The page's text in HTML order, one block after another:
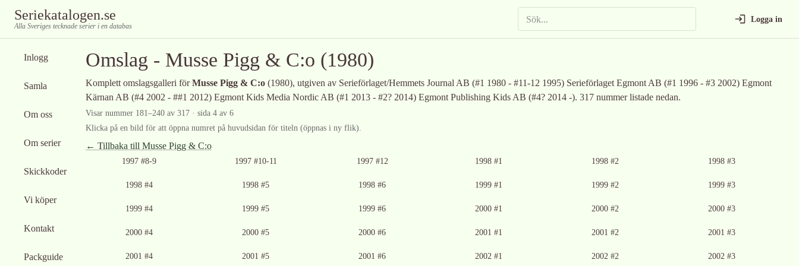
Seriekatalogen.se
Alla Sveriges tecknade serier i en databas
Logga in
Inlogg
Samla
Om oss
Om serier
Skickkoder
Vi köper
Kontakt
Packguide
Omslag - Musse Pigg & C:o (1980)
Komplett omslagsgalleri förMusse Pigg & C:o (1980), utgiven av Serieförlaget/Hemmets Journal AB (#1 1980 - #11-12 1995) Serieförlaget Egmont AB (#1 1996 - #3 2002) Egmont
Kärnan AB (#4 2002 - ##1 2012) Egmont Kids Media Nordic AB (#1 2013 - #2? 2014) Egmont Publishing Kids AB (#4? 2014 -). 317 nummer listade nedan.
Visar nummer 181–240 av 317 · sida 4 av 6
Klicka på en bild för att öppna numret på huvudsidan för titeln (öppnas i ny flik).
← Tillbaka till Musse Pigg & C:o
Ingen bild tillgänglig
1997 #8-9 Ingen bild tillgänglig
1997 #10-11 Ingen bild tillgänglig
1997 #12 Ingen bild tillgänglig
1998 #1 Ingen bild tillgänglig
1998 #2 Ingen bild tillgänglig
1998 #3
Ingen bild tillgänglig
1998 #4 Ingen bild tillgänglig
1998 #5 1998 #6 Ingen bild tillgänglig
1999 #1 Ingen bild tillgänglig
1999 #2 Ingen bild tillgänglig
1999 #3
Ingen bild tillgänglig
1999 #4 Ingen bild tillgänglig
1999 #5 Ingen bild tillgänglig
1999 #6 Ingen bild tillgänglig
2000 #1 Ingen bild tillgänglig
2000 #2 Ingen bild tillgänglig
2000 #3
Ingen bild tillgänglig
2000 #4 Ingen bild tillgänglig
2000 #5 Ingen bild tillgänglig
2000 #6 Ingen bild tillgänglig
2001 #1 Ingen bild tillgänglig
2001 #2 Ingen bild tillgänglig
2001 #3
Ingen bild tillgänglig
2001 #4 Ingen bild tillgänglig
2001 #5 Ingen bild tillgänglig
2001 #6 Ingen bild tillgänglig
2002 #1 Ingen bild tillgänglig
2002 #2 Ingen bild tillgänglig
2002 #3